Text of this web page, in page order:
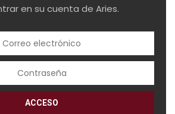
en su cuenta de Aries.